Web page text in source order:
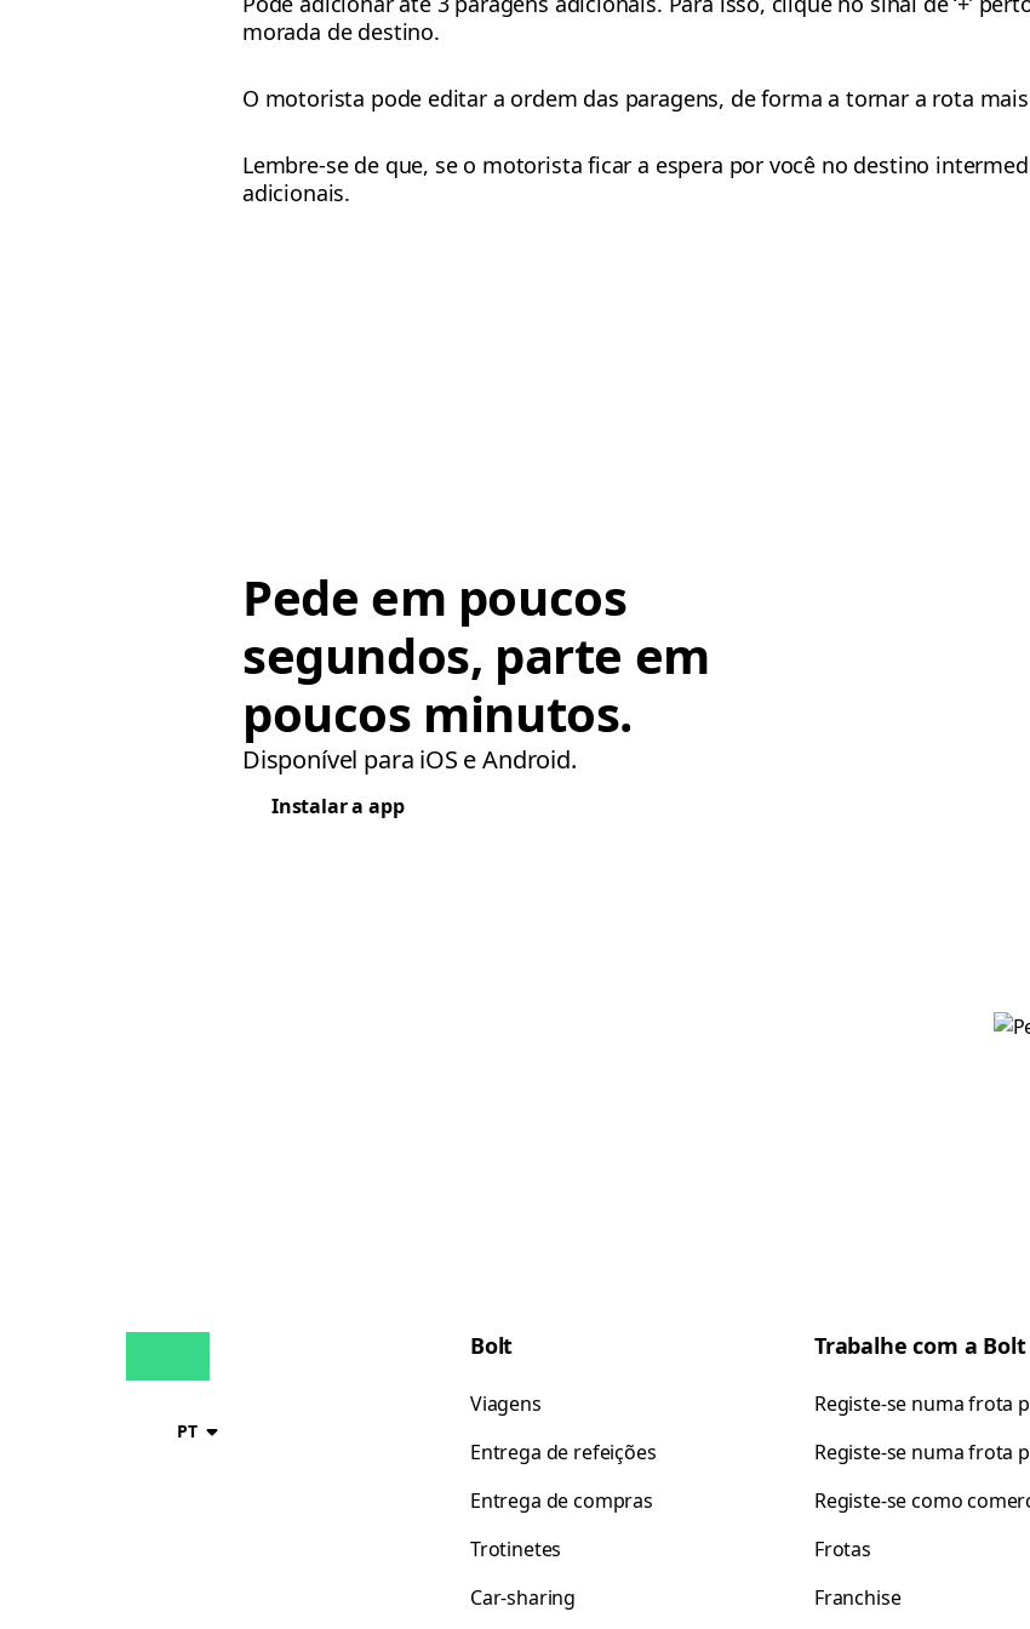
morada de destino.
O motorista pode editar a ordem das paragens, de forma a tornar a rota
Lembre-se de que, se o motorista ficar a espera por você no destino
adicionais.
Pede em poucos
segundos, parte em
poucos minutos.
Disponível para iOS e Android.
Instalar a app
PT
Bolt
Viagens
Entrega de refeições
Entrega de compras
Trotinetes
Car-sharing
Trabalhe com a Bolt
Registe-se numa frota
Registe-se numa frota
Registe-se como
Frotas
Franchise